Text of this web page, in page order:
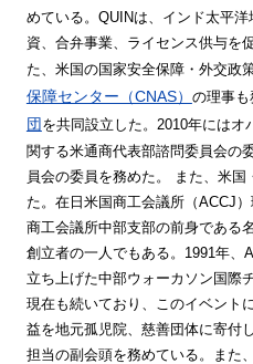
めている。QUINは、インド太平
資、合弁事業、ライセンス供与を
た、米国の国家安全保障・外交政
保障センター（CNAS） の理事も
団 を共同設立した。2010年には
関する米通商代表部諮問委員会の
員会の委員を務めた。
また、米国
た。在日米国商工会議所（ACCJ
商工会議所中部支部の前身である
創立者の一人でもある。1991年、
立ち上げた中部ウォーカソン国際
現在も続いており、このイベント
益を地元孤児院、慈善団体に寄付
担当の副会頭を務めている。また